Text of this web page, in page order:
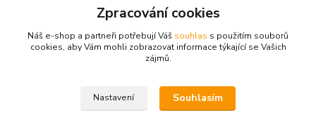
739 001 068
PO - PÁ 8 - 17 hod.(mimo státní svátky)
Zpracování cookies
Náš e-shop a partneři potřebují Váš souhlas s použitím souborů
cookies, aby Vám mohli zobrazovat informace týkající se Vašich
zájmů.
Nastavení Souhlasím